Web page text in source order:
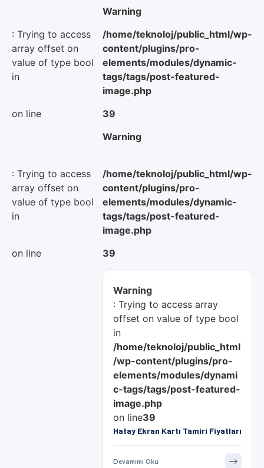
Warning
: Trying to access
array offset on
value of type bool
in
/home/teknoloj/public_html/wp-
content/plugins/pro-
elements/modules/dynamic-
tags/tags/post-featured-
image.php
on line
39
Warning
: Trying to access
array offset on
value of type bool
in
/home/teknoloj/public_html/wp-
content/plugins/pro-
elements/modules/dynamic-
tags/tags/post-featured-
image.php
on line
39
Warning
: Trying to access array
offset on value of type bool
in
/home/teknoloj/public_html
/wp-content/plugins/pro-
elements/modules/dynami
c-tags/tags/post-featured-
image.php
on line39
Hatay Ekran Kartı Tamiri Fiyatları
Devamımı Oku